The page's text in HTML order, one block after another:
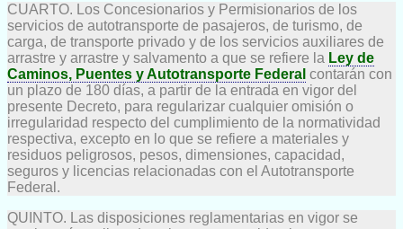
CUARTO. Los Concesionarios y Permisionarios de los
servicios de autotransporte de pasajeros, de turismo, de
carga, de transporte privado y de los servicios auxiliares de
arrastre y arrastre y salvamento a que se refiere la Ley de
Caminos, Puentes y Autotransporte Federal contarán con
un plazo de 180 días, a partir de la entrada en vigor del
presente Decreto, para regularizar cualquier omisión o
irregularidad respecto del cumplimiento de la normatividad
respectiva, excepto en lo que se refiere a materiales y
residuos peligrosos, pesos, dimensiones, capacidad,
seguros y licencias relacionadas con el Autotransporte
Federal.
QUINTO. Las disposiciones reglamentarias en vigor se